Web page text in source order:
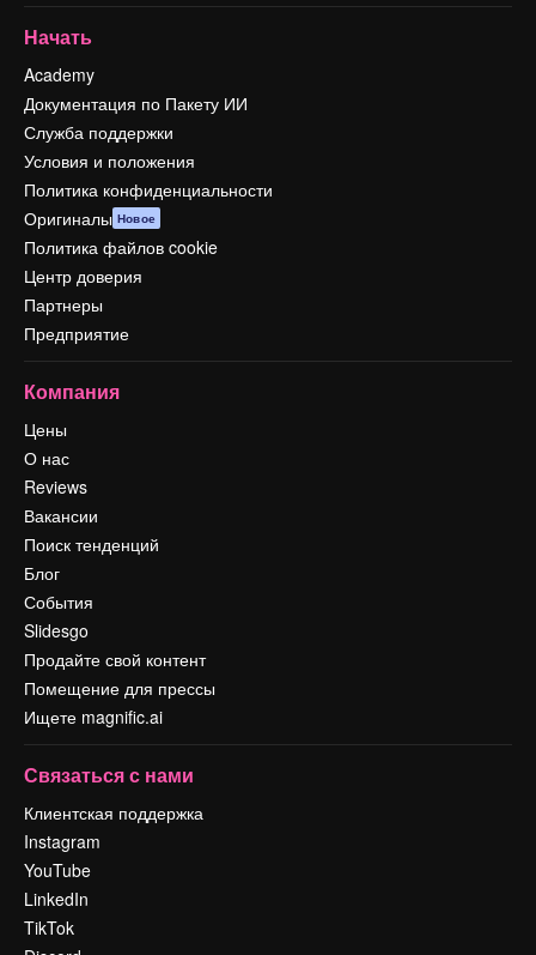
Начать
Academy
Документация по Пакету ИИ
Служба поддержки
Условия и положения
Политика конфиденциальности
Оригиналы Новое
Политика файлов cookie
Центр доверия
Партнеры
Предприятие
Компания
Цены
О нас
Reviews
Вакансии
Поиск тенденций
Блог
События
Slidesgo
Продайте свой контент
Помещение для прессы
Ищете magnific.ai
Связаться с нами
Клиентская поддержка
Instagram
YouTube
LinkedIn
TikTok